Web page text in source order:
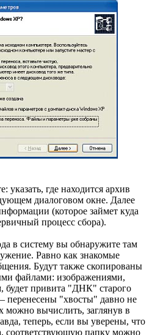
указать, где находится архив
диалоговом окне. Далее
(которое займет куда
процесс сбора).
в систему вы обнаружите там
Равно как знакомые
Будут также скопированы
файлами: изображениями,
будет привита "ДНК" старого
"хвосты" давно не
вычислить, заглянув в
теперь, если вы уверены, что
соответствующую папку можно